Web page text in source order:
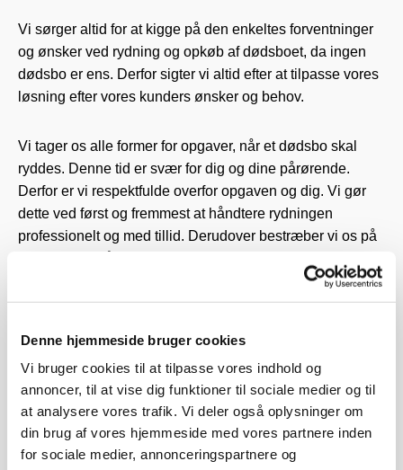
Denne hjemmeside bruger cookies
Vi bruger cookies til at tilpasse vores indhold og
annoncer, til at vise dig funktioner til sociale medier og til
at analysere vores trafik. Vi deler også oplysninger om
din brug af vores hjemmeside med vores partnere inden
for sociale medier, annonceringspartnere og
Vi sørger altid for at kigge på den enkeltes forventninger
og ønsker ved rydning og opkøb af dødsboet, da ingen
dødsbo er ens. Derfor sigter vi altid efter at tilpasse vores
løsning efter vores kunders ønsker og behov.
Vi tager os alle former for opgaver, når et dødsbo skal
ryddes. Denne tid er svær for dig og dine pårørende.
Derfor er vi respektfulde overfor opgaven og dig. Vi gør
dette ved først og fremmest at håndtere rydningen
professionelt og med tillid. Derudover bestræber vi os på
Du kan have tillid til os gennem hele processen, da vi
boet, præcist som du vil have det. Uanset om du blot skal
have flyttet et par ting eller et helt hjem, sørger vi for at
udføre rydningen på en ordentlig måde. Ingen opgave er
for stor eller for lille. Om det drejer sig om en stor villa,
landejendom, en lejlighed eller en plejebolig, garanterer vi
en professionel og god service hele vejen igennem.